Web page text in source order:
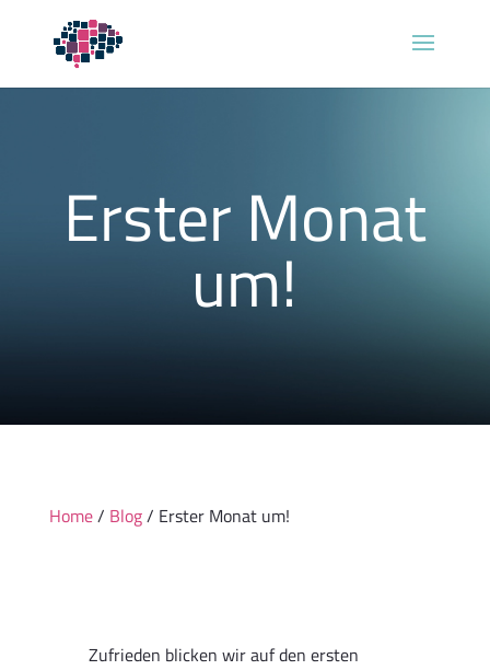
Erster Monat
um!
Home/ Blog/ Erster Monat um!
Zufrieden blicken wir auf den ersten